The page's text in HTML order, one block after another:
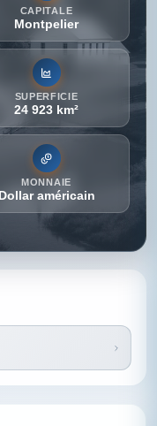
CAPITALE
Montpelier
SUPERFICIE
24 923 km²
MONNAIE
Dollar américain